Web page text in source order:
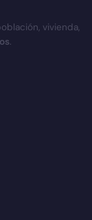
vivienda,
.